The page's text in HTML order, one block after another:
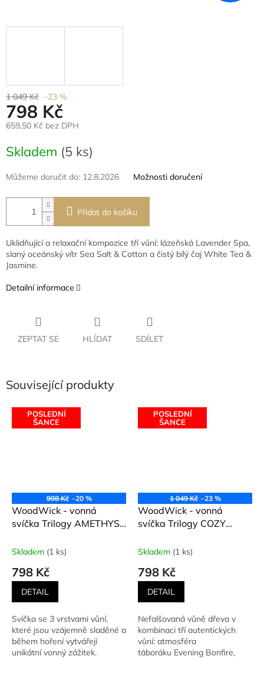
1 049 Kč –23 %
798 Kč
659,50 Kč bez DPH
cena:
Skladem (5 ks)
Můžeme doručit do: 12.8.2026 Možnosti doručení
Přidat do košíku
Uklidňující a relaxační kompozice tří vůní: lázeňská Lavender Spa,
slaný oceánský vítr Sea Salt & Cotton a čistý bílý čaj White Tea &
Jasmine.
Detailní informace
ZEPTAT SE HLÍDAT SDÍLET
Související produkty
POSLEDNÍ
ŠANCE
998 Kč –20 %
WoodWick - vonná
svíčka Trilogy AMETHYST
453,6 g
Skladem (1 ks)
798 Kč
DETAIL
Svíčka se 3 vrstvami vůní,
které jsou vzájemně sladěné a
během hoření vytvářejí
unikátní vonný zážitek.
POSLEDNÍ
ŠANCE
1 049 Kč –23 %
WoodWick - vonná
svíčka Trilogy COZY
453,6 g
Skladem (1 ks)
798 Kč
DETAIL
Nefalšovaná vůně dřeva v
kombinaci tří autentických
vůní: atmosféra
táboráku Evening Bonfire,